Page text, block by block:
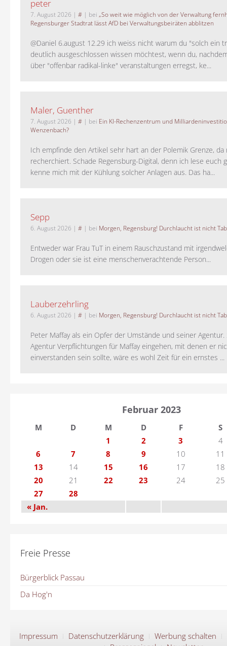
peter
7. August 2026 | # | bei „So weit wie möglich von der Verwaltung
Regensburger Stadtrat lässt AfD bei Verwaltungsbeiräten abblitzen
@Daniel 6.august 12.29 ich weiss nicht warum du "solch ein
deutlich ausgeschlossen wissen möchtest, wenn du,
über "offenbar radikal-linke" veranstaltungen erregst, ke...
Maler, Guenther
7. August 2026 | # | bei Ein KI-Rechenzentrum und
Wenzenbach?
Ich empfinde den Artikel sehr hart an der Polemik Grenze,
recherchiert. Schade Regensburg-Digital, denn ich lese euch
kenne mich mit der Kühlung solcher Anlagen aus. Das ha...
Sepp
6. August 2026 | # | bei Morgen, Regensburg! Durchlaucht ist nicht
Entweder war Frau TuT in einem Rauschzustand mit
Drogen oder sie ist eine menschenverachtende Person...
Lauberzehrling
6. August 2026 | # | bei Morgen, Regensburg! Durchlaucht ist nicht
Peter Maffay als ein Opfer der Umstände und seiner Agentur.
Agentur Verpflichtungen für Maffay eingehen, mit denen er
einverstanden sein sollte, wäre es wohl Zeit für ein ernstes ...
Februar 2023
M D M D F
S
1
2 3
4
6
7 8 9 10
11
13
14 15 16 17
18
20
21 22 23 24
25
27
28
« Jan.
Freie Presse
Bürgerblick Passau
Da Hog'n
Impressum Datenschutzerklärung
Werbung schalten